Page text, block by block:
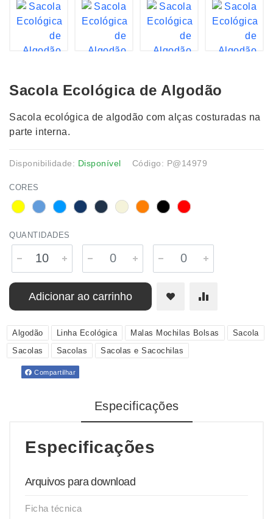
Sacola Ecológica de Algodão
Sacola ecológica de algodão com alças costuradas na
parte interna.
Disponibilidade: Disponível Código: P@14979
CORES
QUANTIDADES
Adicionar ao carrinho
Algodão Linha Ecológica Malas Mochilas Bolsas
Sacola
Sacolas
Sacolas Sacolas e Sacochilas
Compartilhar
Especificações
Especificações
Arquivos para download
Ficha técnica